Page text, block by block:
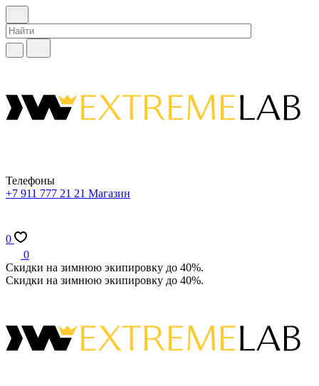
Телефоны
+7 911 777 21 21 Магазин
0
0
Скидки на зимнюю экипировку до 40%.
Скидки на зимнюю экипировку до 40%.